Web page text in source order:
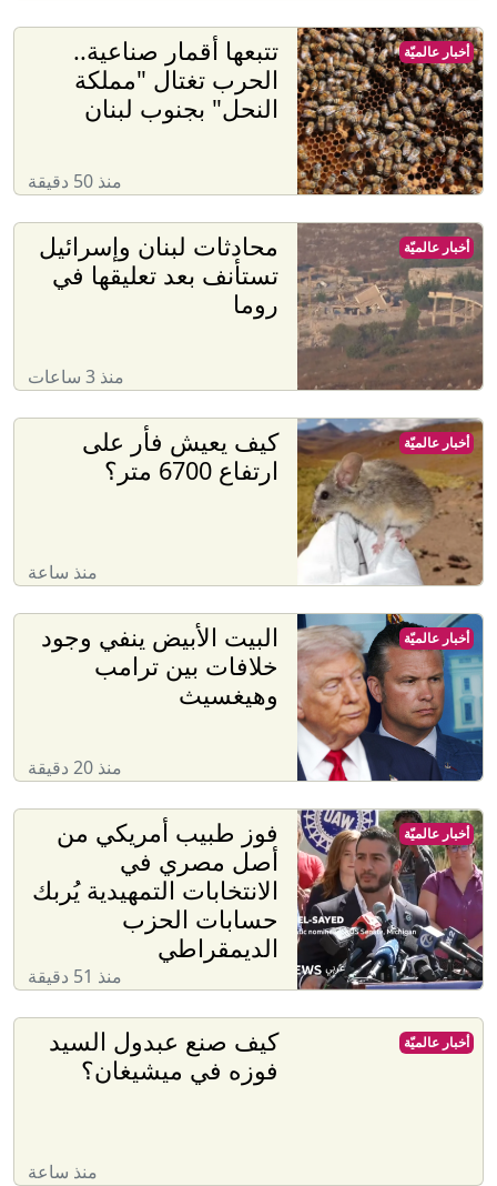
تتبعها أقمار صناعية..
الحرب تغتال "مملكة
النحل" بجنوب لبنان
منذ 50 دقيقة
أخبار عالميّة
محادثات لبنان وإسرائيل
تستأنف بعد تعليقها في
روما
منذ 3 ساعات
أخبار عالميّة
كيف يعيش فأر على
ارتفاع 6700 متر؟
منذ ساعة
أخبار عالميّة
البيت الأبيض ينفي وجود
خلافات بين ترامب
وهيغسيث
منذ 20 دقيقة
أخبار عالميّة
فوز طبيب أمريكي من
أصل مصري في
الانتخابات التمهيدية يُربك
حسابات الحزب
الديمقراطي
منذ 51 دقيقة
أخبار عالميّة
كيف صنع عبدول السيد
فوزه في ميشيغان؟
منذ ساعة
أخبار عالميّة